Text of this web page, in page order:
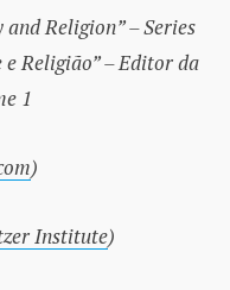
Religion” – Series
Religião” – Editor da
1
)
Institute)